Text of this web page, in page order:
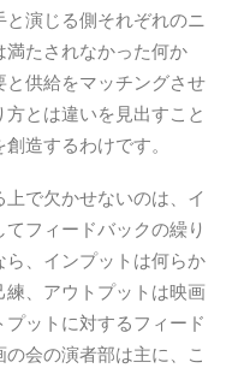
演じる側それぞれのニ
満たされなかった何か
と供給をマッチングさせ
とは違いを見出すこと
造するわけです。
で欠かせないのは、イ
フィードバックの繰り
、インプットは何らか
、アウトプットは映画
ットに対するフィード
会の演者部は主に、こ